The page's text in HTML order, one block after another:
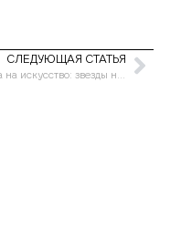
СЛЕДУЮЩАЯ СТАТЬЯ